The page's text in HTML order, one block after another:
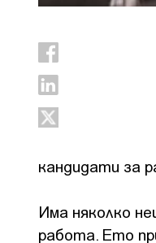
кандидати за
Има няколко
работа. Ето